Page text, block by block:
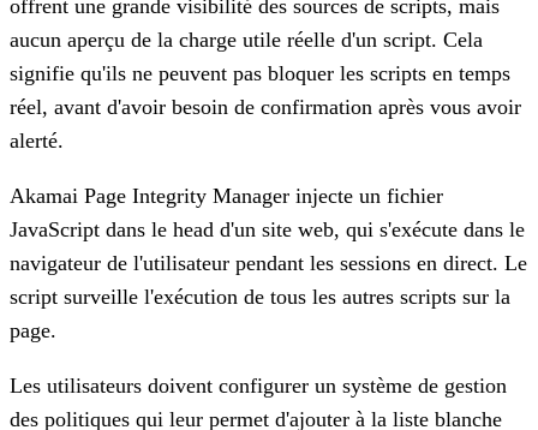
offrent une grande visibilité des sources de scripts, mais
aucun aperçu de la charge utile réelle d'un script. Cela
signifie qu'ils ne peuvent pas bloquer les scripts en temps
réel, avant d'avoir besoin de confirmation après vous avoir
alerté.
Akamai Page Integrity Manager injecte un fichier
JavaScript dans le head d'un site web, qui s'exécute dans le
navigateur de l'utilisateur pendant les sessions en direct. Le
script surveille l'exécution de tous les autres scripts sur la
page.
Les utilisateurs doivent configurer un système de gestion
des politiques qui leur permet d'ajouter à la liste blanche